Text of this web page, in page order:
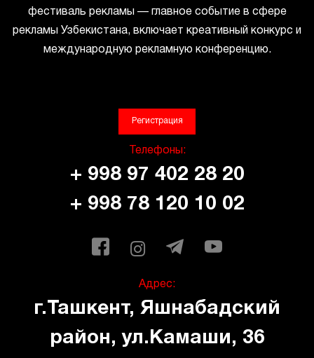
фестиваль рекламы — главное событие в сфере
рекламы Узбекистана, включает креативный конкурс и
международную рекламную конференцию.
Регистрация
Телефоны:
+ 998 97 402 28 20
+ 998 78 120 10 02
Адрес:
г.Ташкент, Яшнабадский
район, ул.Камаши, 36